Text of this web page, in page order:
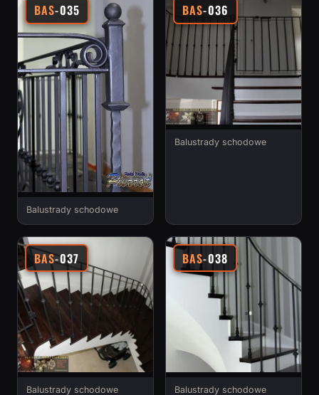
BAS-035
Balustrady schodowe
BAS-036
Balustrady schodowe
BAS-037
Balustrady schodowe
BAS-038
Balustrady schodowe